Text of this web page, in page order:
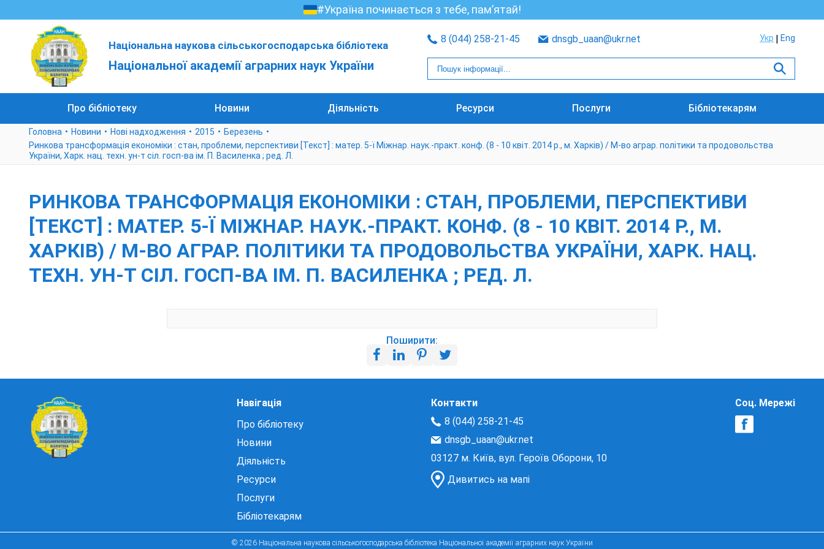
#Україна починається з тебе, пам’ятай!
Національна наукова сільськогосподарська бібліотека
Національної академії аграрних наук України
8 (044) 258-21-45 dnsgb_uaan@ukr.net Укр Eng
Про бібліотеку Новини Діяльність Ресурси Послуги Бібліотекарям
Головна Новини Нові надходження 2015
Березень
Ринкова трансформація економіки : стан, проблеми, перспективи [Текст] : матер. 5-ї Міжнар. наук.-практ. конф. (8 - 10 квіт. 2014 р., м. Харків) / М-во аграр. політики та продовольства
України, Харк. нац. техн. ун-т сіл. госп-ва ім. П. Василенка ; ред. Л.
РИНКОВА ТРАНСФОРМАЦІЯ ЕКОНОМІКИ : СТАН, ПРОБЛЕМИ, ПЕРСПЕКТИВИ
[ТЕКСТ] : МАТЕР. 5-Ї МІЖНАР. НАУК.-ПРАКТ. КОНФ. (8 - 10 КВІТ. 2014 Р., М.
ХАРКІВ) / М-ВО АГРАР. ПОЛІТИКИ ТА ПРОДОВОЛЬСТВА УКРАЇНИ, ХАРК. НАЦ.
ТЕХН. УН-Т СІЛ. ГОСП-ВА ІМ. П. ВАСИЛЕНКА ; РЕД. Л.
Поширити:
Навігація
Про бібліотеку
Новини
Діяльність
Ресурси
Послуги
Бібліотекарям
Контакти
8 (044) 258-21-45
dnsgb_uaan@ukr.net
03127 м. Київ, вул. Героїв Оборони, 10
Дивитись на мапі
Соц. Мережі
© 2026 Національна наукова сільськогосподарська бібліотека Національної академії аграрних наук України